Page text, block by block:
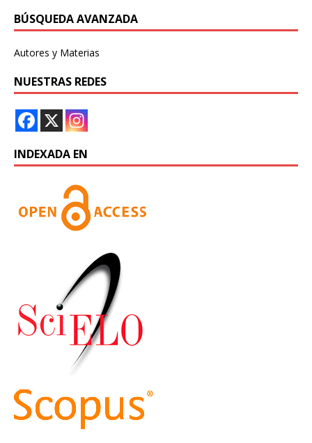
BÚSQUEDA AVANZADA
Autores y Materias
NUESTRAS REDES
INDEXADA EN